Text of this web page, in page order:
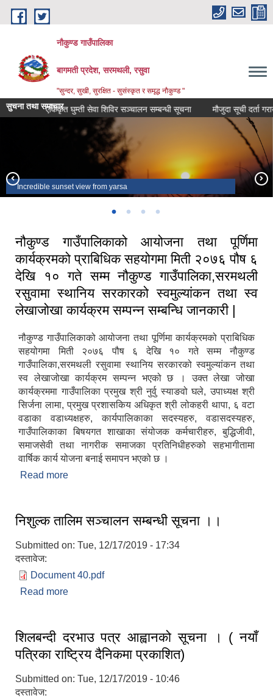
Skip to main content
नौकुण्ड गाउँपालिका
बागमती प्रदेश, सरमथली, रसुवा
"सुन्दर, सुखी, सुरक्षित - सुसंस्कृत र समृद्ध नौकुण्ड "
सुचना तथा समाचार
एकिकृत घुम्ती सेवा शिविर सञ्‍चालन सम्बन्धी सूचना मौजुदा सूची दर्ता गराउने
Incredible sunset view from yarsa
Capturing view of 4 lakes of Naukunda among 9 Kundas.
Larchyang in the evening
A view of Yarsa
नौकुण्ड गाउँपालिकाको आयोजना तथा पूर्णिमा
कार्यक्रमको प्राबिधिक सहयोगमा मिती २०७६ पौष ६
देखि १० गते सम्म नौकुण्ड गाउँपालिका,सरमथली
रसुवामा स्थानिय सरकारको स्वमुल्यांकन तथा स्व
लेखाजोखा कार्यक्रम सम्पन्न सम्बन्धि जानकारी |
नौकुण्ड गाउँपालिकाको आयोजना तथा पूर्णिमा कार्यक्रमको प्राबिधिक
सहयोगमा मिती २०७६ पौष ६ देखि १० गते सम्म नौकुण्ड
गाउँपालिका,सरमथली रसुवामा स्थानिय सरकारको स्वमुल्यांकन तथा
स्व लेखाजोखा कार्यक्रम सम्पन्न भएको छ । उक्त लेखा जोखा
कार्यक्रममा गाउँपालिका प्रमुख श्री नुर्वु स्याङवो घले, उपाध्यक्ष श्री
सिर्जना लामा, प्रमुख प्रशासकिय अधिकृत श्री लोकहरी थापा, ६ वटा
वडाका वडाध्यक्षहरु, कार्यपालिकाका सदस्यहरु, वडासदस्यहरु,
गाउँपालिकाका बिषयगत शाखाका संयोजक कर्मचारीहरु, बुद्धिजीवी,
समाजसेवी तथा नागरीक समाजका प्रतिनिधीहरुको सहभागीतामा
वार्षिक कार्य योजना बनाई समापन भएको छ ।
Read more
सरकारको स्वमुल्यांकन तथा स्व लेखाजोखा कार्यक्रम सम्पन्न
सम्बन्धि जानकारी |
निशुल्क तालिम सञ्चालन सम्बन्धी सूचना ।।
Submitted on: Tue, 12/17/2019 - 17:34
दस्तावेज:
Document 40.pdf
Read more
शिलबन्दी दरभाउ पत्र आह्वानको सूचना । ( नयाँ
पत्रिका राष्ट्रिय दैनिकमा प्रकाशित)
Submitted on: Tue, 12/17/2019 - 10:46
दस्तावेज: